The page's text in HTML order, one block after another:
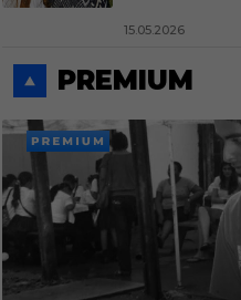
15.05.2026
PREMIUM
PREMI
UM